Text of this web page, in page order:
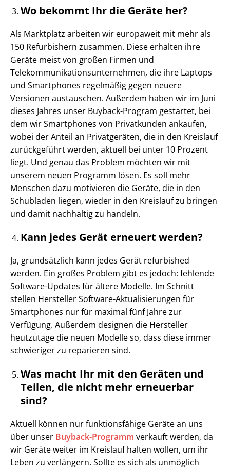
Wo bekommt Ihr die Geräte her?
Als Marktplatz arbeiten wir europaweit mit mehr als
150 Refurbishern zusammen. Diese erhalten ihre
Geräte meist von großen Firmen und
Telekommunikationsunternehmen, die ihre Laptops
und Smartphones regelmäßig gegen neuere
Versionen austauschen. Außerdem haben wir im Juni
dieses Jahres unser Buyback-Program gestartet, bei
dem wir Smartphones von Privatkunden ankaufen,
wobei der Anteil an Privatgeräten, die in den Kreislauf
zurückgeführt werden, aktuell bei unter 10 Prozent
liegt. Und genau das Problem möchten wir mit
unserem neuen Programm lösen. Es soll mehr
Menschen dazu motivieren die Geräte, die in den
Schubladen liegen, wieder in den Kreislauf zu bringen
und damit nachhaltig zu handeln.
Kann jedes Gerät erneuert werden?
Ja, grundsätzlich kann jedes Gerät refurbished
werden. Ein großes Problem gibt es jedoch: fehlende
Software-Updates für ältere Modelle. Im Schnitt
stellen Hersteller Software-Aktualisierungen für
Smartphones nur für maximal fünf Jahre zur
Verfügung. Außerdem designen die Hersteller
heutzutage die neuen Modelle so, dass diese immer
schwieriger zu reparieren sind.
Was macht Ihr mit den Geräten und
Teilen, die nicht mehr erneuerbar
sind?
Aktuell können nur funktionsfähige Geräte an uns
über unser Buyback-Programm verkauft werden, da
wir Geräte weiter im Kreislauf halten wollen, um ihr
Leben zu verlängern. Sollte es sich als unmöglich